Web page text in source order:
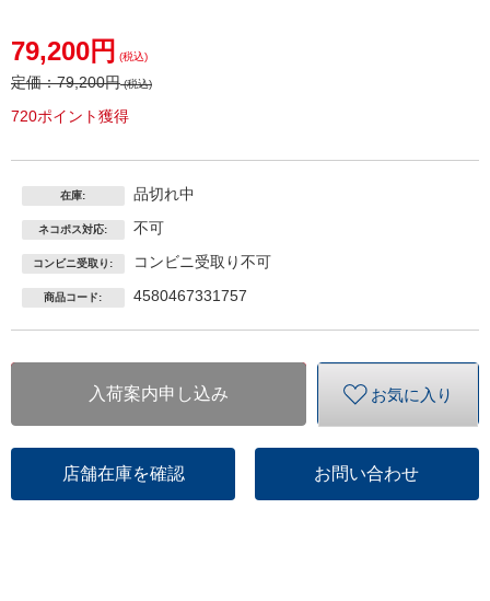
79,200円 (税込)
定価：79,200円(税込)
720ポイント獲得
在庫: 品切れ中
ネコポス対応: 不可
コンビニ受取り: コンビニ受取り不可
商品コード: 4580467331757
入荷案内申し込み お気に入り
店舗在庫を確認 お問い合わせ